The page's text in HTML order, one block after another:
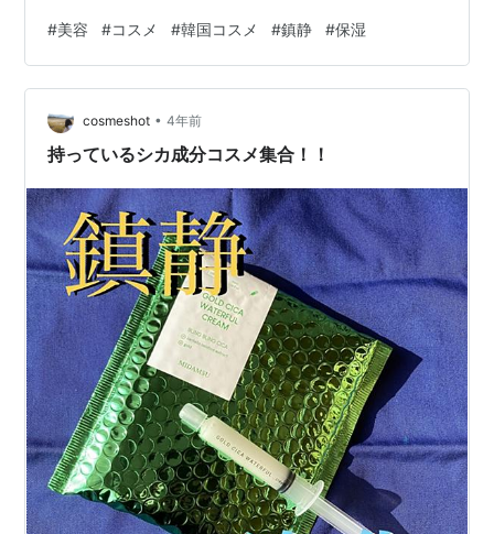
ピートしてます💎 肌にすっと馴染んで、後につけるスキ
ンケアアイテムの吸収をよくしてくれる お気に入りアイ
テム⭕️ シカ成分も配合されているので、肌の鎮静にも役
立ちます👌 cosmeshot.hatenablog.com 化粧水は2SOL
の化粧水💎 少しサラッとした化粧水…
#美容 #コスメ #韓国コスメ #鎮静 #保湿
cosmeshot • 4年前
持っているシカ成分コスメ集合！！